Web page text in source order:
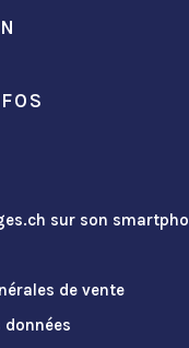
sur son
de vente
données